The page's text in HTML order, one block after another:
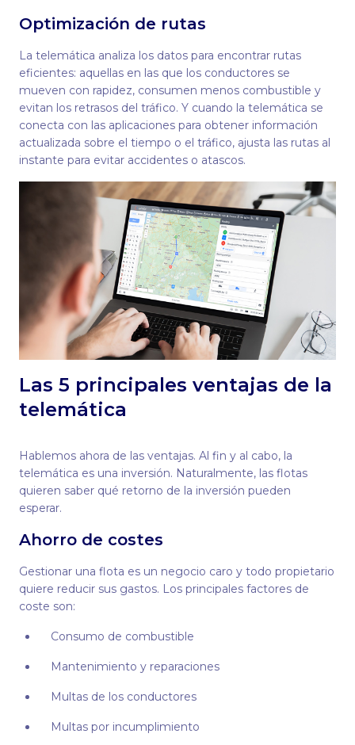
Optimización de rutas
La telemática analiza los datos para encontrar rutas
eficientes: aquellas en las que los conductores se
mueven con rapidez, consumen menos combustible y
evitan los retrasos del tráfico. Y cuando la telemática se
conecta con las aplicaciones para obtener información
actualizada sobre el tiempo o el tráfico, ajusta las rutas al
instante para evitar accidentes o atascos.
Las 5 principales ventajas de la
telemática
Hablemos ahora de las ventajas. Al fin y al cabo, la
telemática es una inversión. Naturalmente, las flotas
quieren saber qué retorno de la inversión pueden
esperar.
Ahorro de costes
Gestionar una flota es un negocio caro y todo propietario
quiere reducir sus gastos. Los principales factores de
coste son:
Consumo de combustible
Mantenimiento y reparaciones
Multas de los conductores
Multas por incumplimiento